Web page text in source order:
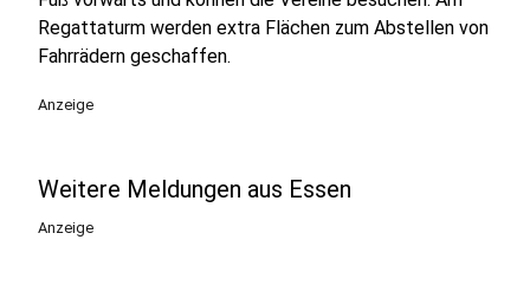
Regattaturm werden extra Flächen zum Abstellen von
Fahrrädern geschaffen.
Anzeige
Weitere Meldungen aus Essen
Anzeige